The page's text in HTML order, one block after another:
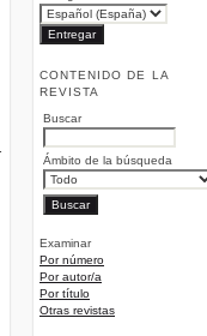
CONTENIDO DE LA
REVISTA
Buscar
Ámbito de la búsqueda
Examinar
Por número
Por autor/a
Por título
Otras revistas